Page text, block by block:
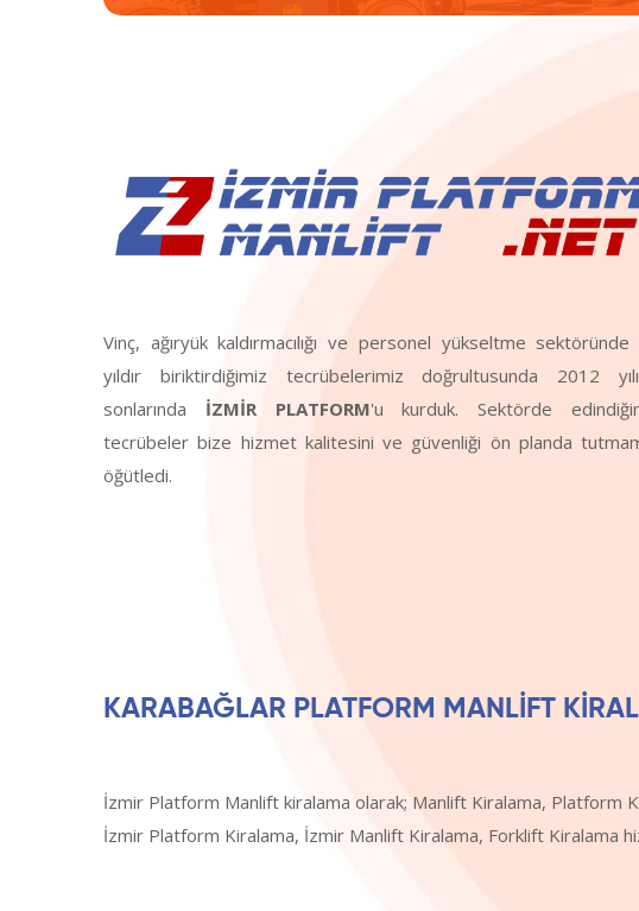
Vinç, ağıryük kaldırmacılığı ve personel yükseltme sektöründe
yıldır biriktirdiğimiz tecrübelerimiz doğrultusunda 2012
sonlarında İZMİR PLATFORM'u kurduk. Sektörde
tecrübeler bize hizmet kalitesini ve güvenliği ön planda
öğütledi.
KARABAĞLAR PLATFORM MANLİFT
İzmir Platform Manlift kiralama olarak; Manlift Kiralama, Platform
İzmir Platform Kiralama, İzmir Manlift Kiralama, Forklift Kiralama